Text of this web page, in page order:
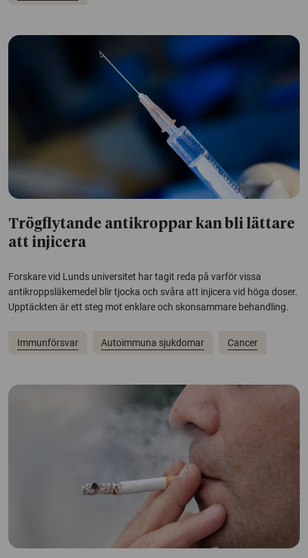
Trögflytande antikroppar kan bli lättare
att injicera
Forskare vid Lunds universitet har tagit reda på varför vissa
antikroppsläkemedel blir tjocka och svåra att injicera vid höga doser.
Upptäckten är ett steg mot enklare och skonsammare behandling.
Immunförsvar Autoimmuna sjukdomar Cancer